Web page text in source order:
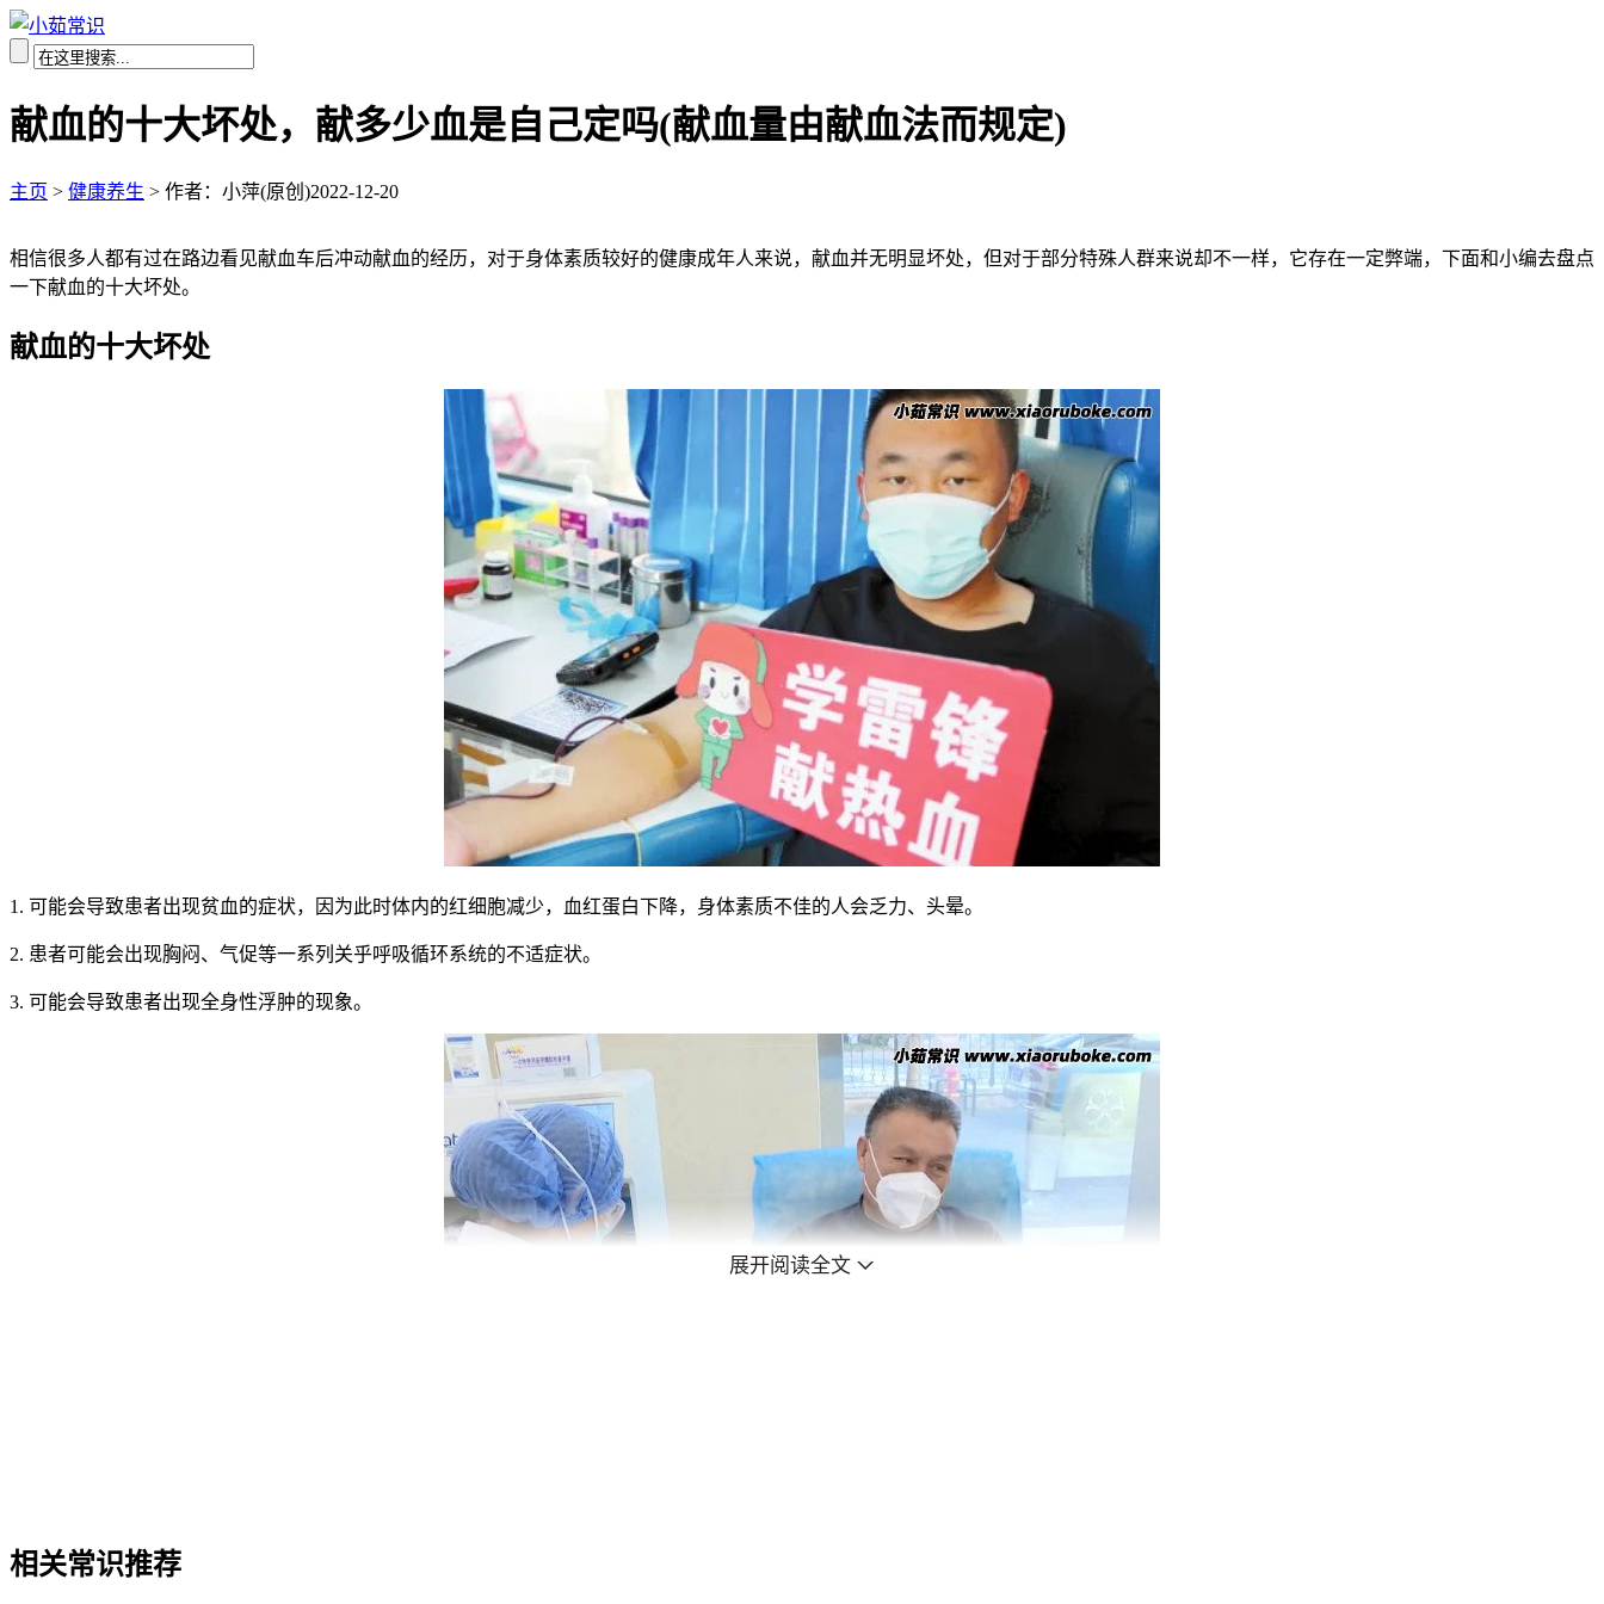
献血的十大坏处，献多少血是自己定吗(献血量由献血法而规定)
主页 > 健康养生 > 作者：小萍(原创)2022-12-20
相信很多人都有过在路边看见献血车后冲动献血的经历，对于身体素质较好的健康成年人来说，献血并无明显坏处，但对于部分特殊人群来说却不一样，它存在一定弊端，下面和小编去盘点
一下献血的十大坏处。
献血的十大坏处
1. 可能会导致患者出现贫血的症状，因为此时体内的红细胞减少，血红蛋白下降，身体素质不佳的人会乏力、头晕。
2. 患者可能会出现胸闷、气促等一系列关乎呼吸循环系统的不适症状。
3. 可能会导致患者出现全身性浮肿的现象。
4. 可能会导致献血者食欲下降，对于造血功能不正常的人来说短期内很难恢复。
展开阅读全文
相关常识推荐